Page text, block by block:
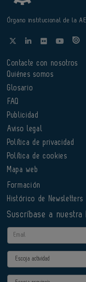
Órgano institucional de la
Contacte con nosotros
Quiénes somos
Glosario
FAQ
Publicidad
Aviso legal
Política de privacidad
Política de cookies
Mapa web
Formación
Histórico de Newsletters
Suscríbase a nuestra
Email
Actividad
Provincia